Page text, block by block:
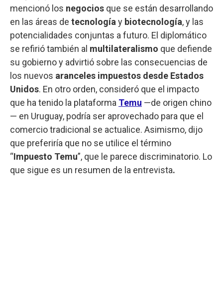
mencionó los negocios que se están desarrollando
en las áreas de tecnología y biotecnología, y las
potencialidades conjuntas a futuro. El diplomático
se refirió también al multilateralismo que defiende
su gobierno y advirtió sobre las consecuencias de
los nuevos aranceles impuestos desde Estados
Unidos. En otro orden, consideró que el impacto
que ha tenido la plataforma Temu —de origen chino
— en Uruguay, podría ser aprovechado para que el
comercio tradicional se actualice. Asimismo, dijo
que preferiría que no se utilice el término
“Impuesto Temu”, que le parece discriminatorio. Lo
que sigue es un resumen de la entrevista.